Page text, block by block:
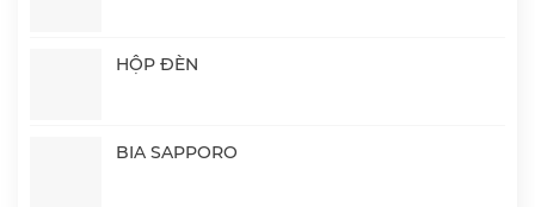
HỘP ĐÈN
BIA SAPPORO